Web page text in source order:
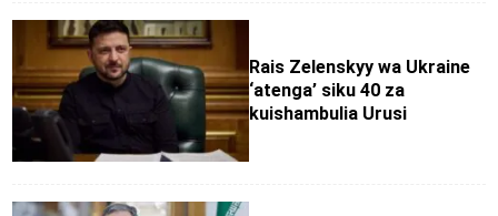
Rais Zelenskyy wa Ukraine
‘atenga’ siku 40 za
kuishambulia Urusi